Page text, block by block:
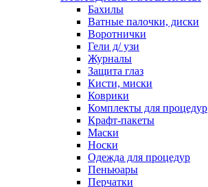
Бахилы
Ватные палочки, диски
Воротнички
Гели д/ узи
Журналы
Защита глаз
Кисти, миски
Коврики
Комплекты для процедур
Крафт-пакеты
Маски
Носки
Одежда для процедур
Пеньюары
Перчатки